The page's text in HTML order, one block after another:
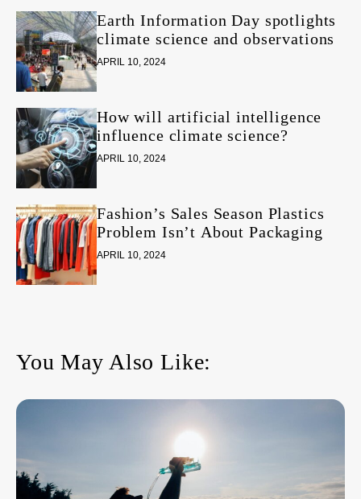
Earth Information Day spotlights
climate science and observations
APRIL 10, 2024
How will artificial intelligence
influence climate science?
APRIL 10, 2024
Fashion’s Sales Season Plastics
Problem Isn’t About Packaging
APRIL 10, 2024
You May Also Like: